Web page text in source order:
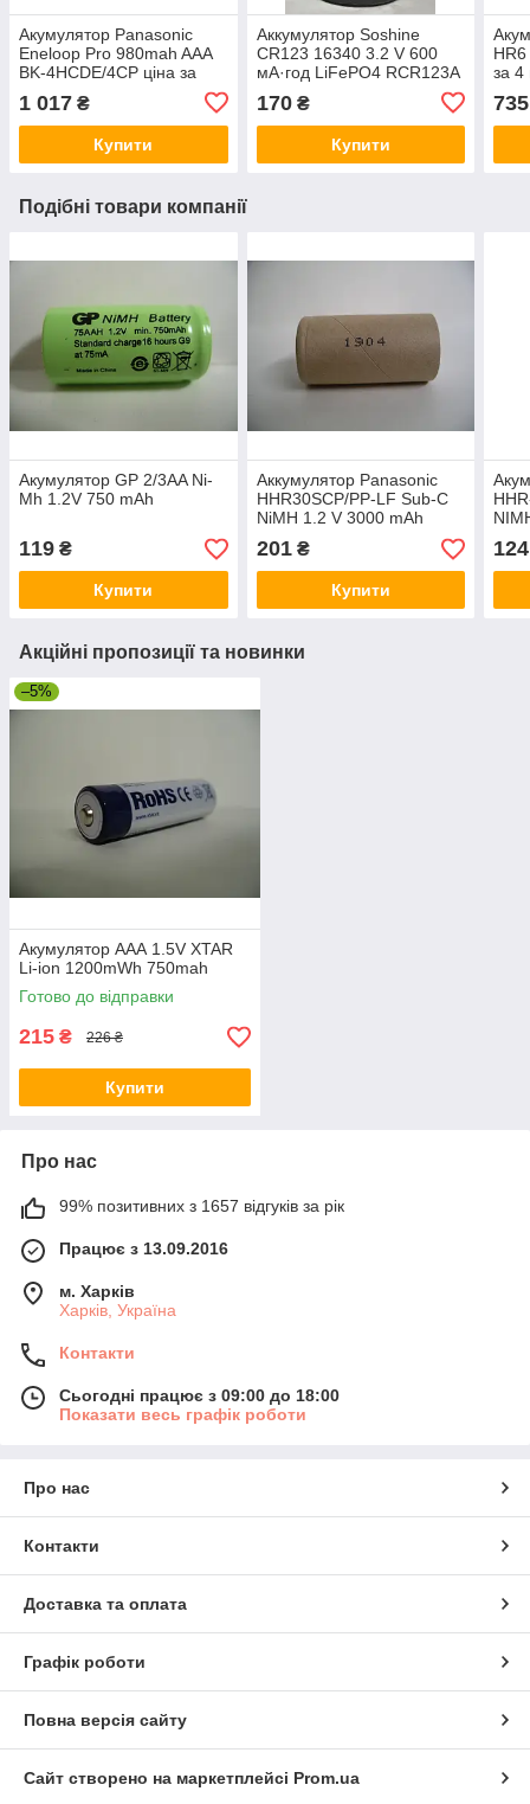
Акумулятор Panasonic
Eneloop Pro 980mah AAA
BK-4HCDE/4CP ціна за
1 017 ₴
Купити
Аккумулятор Soshine
CR123 16340 3.2 V 600
мА·год LiFePO4 RCR123A
170₴
Купити
за 4
735
Подібні товари компанії
Акумулятор GP 2/3AA Ni-
Mh 1.2V 750 mAh
119 ₴
Купити
Аккумулятор Panasonic
HHR30SCP/PP-LF Sub-C
NiMH 1.2 V 3000 mAh
201₴
Купити
124
Акційні пропозиції та новинки
–5%
Акумулятор ААА 1.5V XTAR
Li-ion 1200mWh 750mah
Готово до відправки
215 ₴ 226 ₴
Купити
Про нас
99% позитивних з 1657 відгуків за рік
Працює з 13.09.2016
м. Харків
Харків, Україна
Контакти
Сьогодні працює з 09:00 до 18:00
Показати весь графік роботи
Про нас
Контакти
Доставка та оплата
Графік роботи
Повна версія сайту
Сайт створено на маркетплейсі Prom.ua